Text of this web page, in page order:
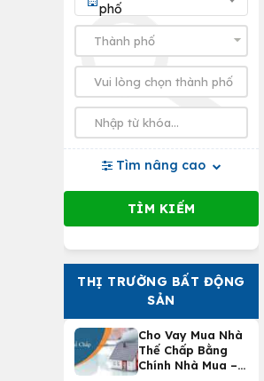
phố
Tìm nâng cao
THỊ TRƯỜNG BẤT ĐỘNG
SẢN
Cho Vay Mua Nhà
Thế Chấp Bằng
Chính Nhà Mua –